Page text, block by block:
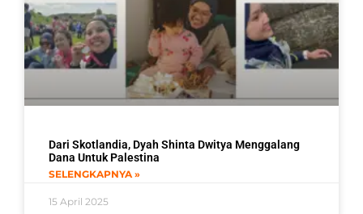
Dari Skotlandia, Dyah Shinta Dwitya Menggalang
Dana Untuk Palestina
SELENGKAPNYA »
15 April 2025